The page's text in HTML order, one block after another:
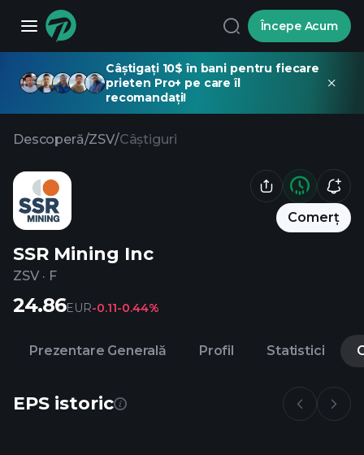
Începe Acum
Câștigați 10$ în bani pentru fiecare
prieten Pro+ pe care îl
recomandați!
Descoperă/ZSV/Câștiguri
Comerț
SSR Mining Inc
ZSV· F
24.86EUR-0.11-0.44%
Prezentare Generală Profil Statistici
EPS istoric